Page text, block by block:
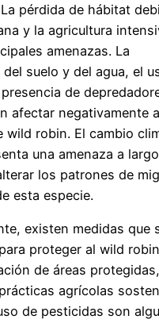
pérdida de hábitat
y la agricultura
amenazas. La
suelo y del agua, el
de
afectar negativamente
wild robin. El cambio
una amenaza a
los patrones de
esta especie.
existen medidas que
proteger al wild
de áreas
agrícolas
de pesticidas son